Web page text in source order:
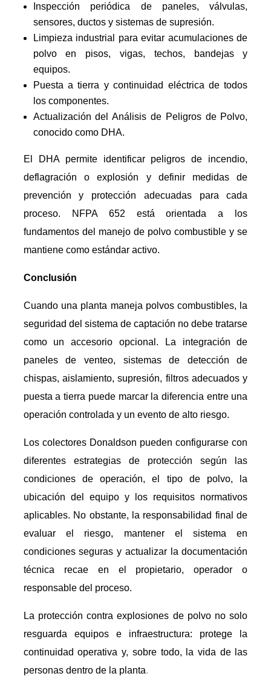
Inspección periódica de paneles, válvulas,
sensores, ductos y sistemas de supresión.
Limpieza industrial para evitar acumulaciones de
polvo en pisos, vigas, techos, bandejas y
equipos.
Puesta a tierra y continuidad eléctrica de todos
los componentes.
Actualización del Análisis de Peligros de Polvo,
conocido como DHA.
El DHA permite identificar peligros de incendio,
deflagración o explosión y definir medidas de
prevención y protección adecuadas para cada
proceso. NFPA 652 está orientada a los
fundamentos del manejo de polvo combustible y se
mantiene como estándar activo.
Conclusión
Cuando una planta maneja polvos combustibles, la
seguridad del sistema de captación no debe tratarse
como un accesorio opcional. La integración de
paneles de venteo, sistemas de detección de
chispas, aislamiento, supresión, filtros adecuados y
puesta a tierra puede marcar la diferencia entre una
operación controlada y un evento de alto riesgo.
Los colectores Donaldson pueden configurarse con
diferentes estrategias de protección según las
condiciones de operación, el tipo de polvo, la
ubicación del equipo y los requisitos normativos
aplicables. No obstante, la responsabilidad final de
evaluar el riesgo, mantener el sistema en
condiciones seguras y actualizar la documentación
técnica recae en el propietario, operador o
responsable del proceso.
La protección contra explosiones de polvo no solo
resguarda equipos e infraestructura: protege la
continuidad operativa y, sobre todo, la vida de las
personas dentro de la planta.